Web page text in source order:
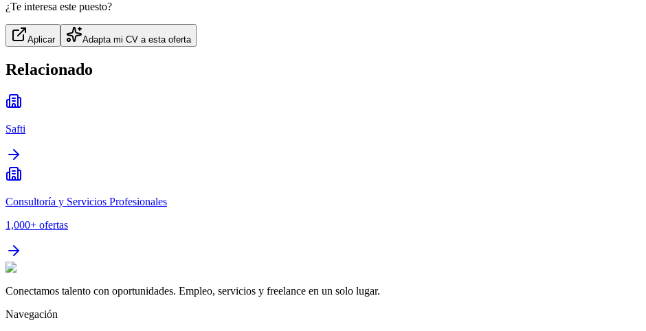
¿Te interesa este puesto?
Aplicar Adapta mi CV a esta oferta
Relacionado
Safti
Consultoría y Servicios Profesionales
1,000+ ofertas
Conectamos talento con oportunidades. Empleo, servicios y freelance en un solo lugar.
Navegación